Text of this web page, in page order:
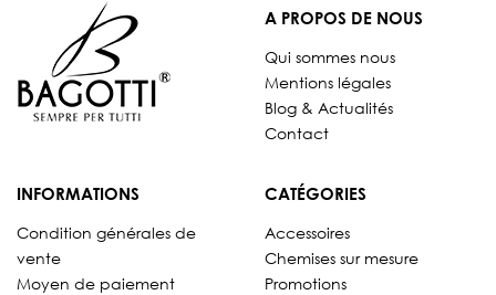
A PROPOS DE NOUS
Qui sommes nous
Mentions légales
Blog & Actualités
Contact
INFORMATIONS
Condition générales de
vente
Moyen de paiement
CATÉGORIES
Accessoires
Chemises sur mesure
Promotions